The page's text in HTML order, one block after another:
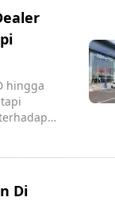
hingga
Di